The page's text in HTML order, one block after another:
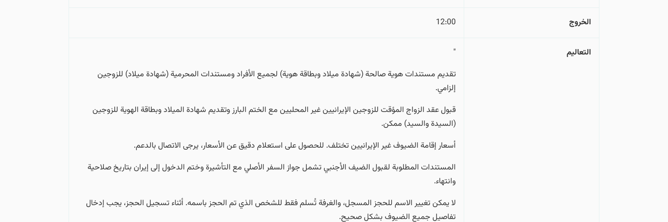
الخروج 12:00
التعالیم
"
تقديم مستندات هوية صالحة (شهادة ميلاد وبطاقة هوية) لجميع الأفراد ومستندات المحرمية (شهادة ميلاد) للزوجين
إلزامي.
قبول عقد الزواج المؤقت للزوجين الإيرانيين غير المحليين مع الختم البارز وتقديم شهادة الميلاد وبطاقة الهوية للزوجين
(السيدة والسيد) ممكن.
أسعار إقامة الضيوف غير الإيرانيين تختلف. للحصول على استعلام دقيق عن الأسعار، يرجى الاتصال بالدعم.
المستندات المطلوبة لقبول الضيف الأجنبي تشمل جواز السفر الأصلي مع التأشيرة وختم الدخول إلى إيران بتاريخ صلاحية
وانتهاء.
لا يمكن تغيير الاسم للحجز المسجل، والغرفة تُسلم فقط للشخص الذي تم الحجز باسمه. أثناء تسجيل الحجز، يجب إدخال
تفاصيل جميع الضيوف بشكل صحيح.